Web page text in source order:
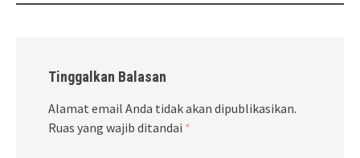
Tinggalkan Balasan
Alamat email Anda tidak akan dipublikasikan.
Ruas yang wajib ditandai *